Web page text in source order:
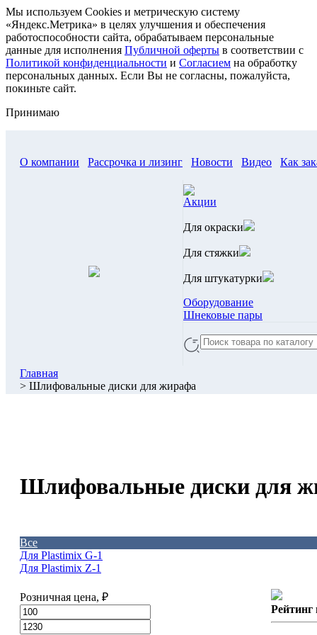
Мы используем Cookies и метрическую систему
«Яндекс.Метрика» в целях улучшения и обеспечения
работоспособности сайта, обрабатываем персональные
данные для исполнения Публичной оферты в соответствии с
Политикой конфиденциальности и Согласием на обработку
персональных данных. Если Вы не согласны, пожалуйста,
покиньте сайт.
Принимаю
О компании Рассрочка и лизинг Новости Видео Как
Акции
Для окраски
Для стяжки
Для штукатурки
Оборудование
Шнековые пары
Главная
> Шлифовальные диски для жирафа
Шлифовальные диски для
Все
Для Plastimix G-1
Для Plastimix Z-1
Розничная цена, ₽
Рейтинг